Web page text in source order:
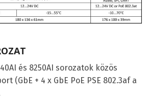
és 8250AI sorozatok közös
(GbE + 4 x GbE PoE PSE 802.3af a